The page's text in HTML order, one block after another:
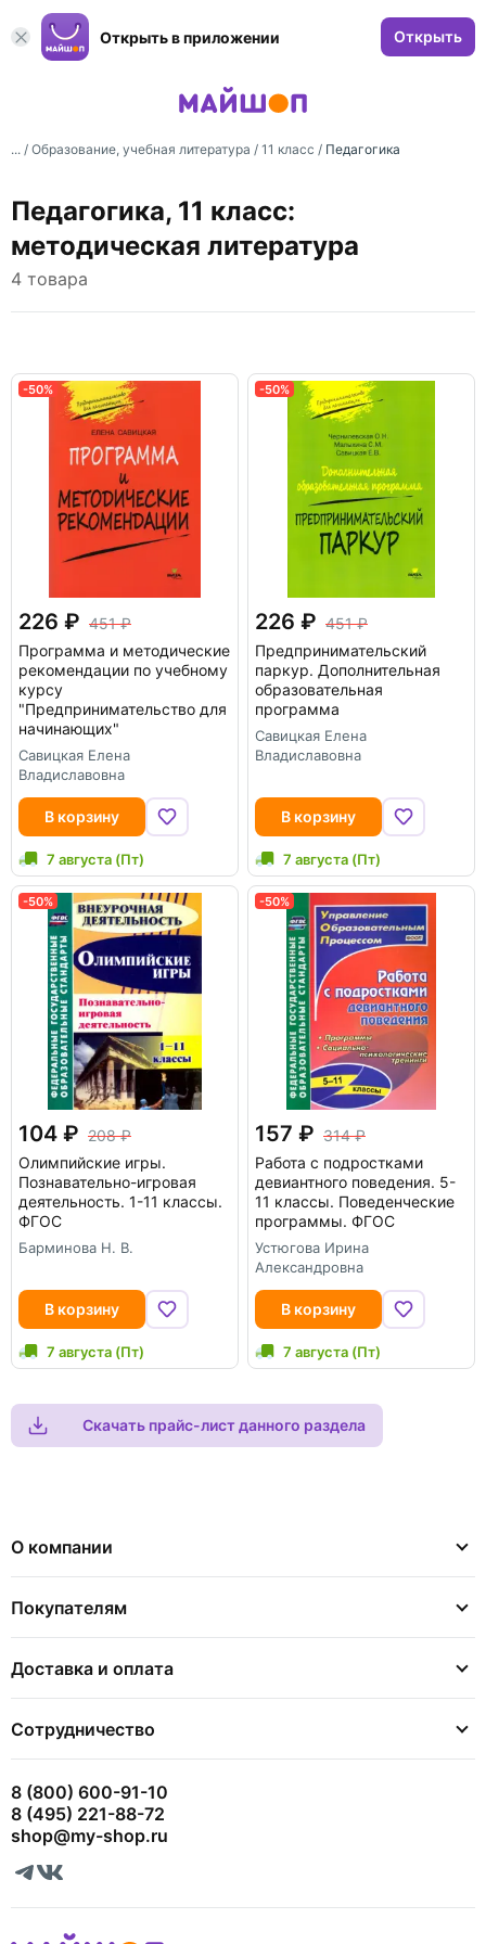
Открыть в приложении Открыть
... / Образование, учебная литература / 11 класс / Педагогика
Педагогика, 11 класс:
методическая литература
4 товара
-50%
226
451
Программа и методические
рекомендации по учебному
курсу
"Предпринимательство для
начинающих"
Савицкая Елена
Владиславовна
В корзину
7 августа (Пт)
-50%
226
451
Предпринимательский
паркур. Дополнительная
образовательная
программа
Савицкая Елена
Владиславовна
В корзину
7 августа (Пт)
-50%
104
208
Олимпийские игры.
Познавательно-игровая
деятельность. 1-11 классы.
ФГОС
Барминова Н. В.
В корзину
7 августа (Пт)
-50%
157
314
Работа с подростками
девиантного поведения. 5-
11 классы. Поведенческие
программы. ФГОС
Устюгова Ирина
Александровна
В корзину
7 августа (Пт)
Скачать прайс-лист данного раздела
О компании
Покупателям
Доставка и оплата
Сотрудничество
8 (800) 600-91-10
8 (495) 221-88-72
shop@my-shop.ru